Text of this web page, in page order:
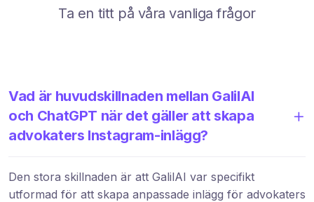
Ta en titt på våra vanliga frågor
Vad är huvudskillnaden mellan GalilAI
och ChatGPT när det gäller att skapa
advokaters Instagram-inlägg?
Den stora skillnaden är att GalilAI var specifikt
utformad för att skapa anpassade inlägg för advokaters